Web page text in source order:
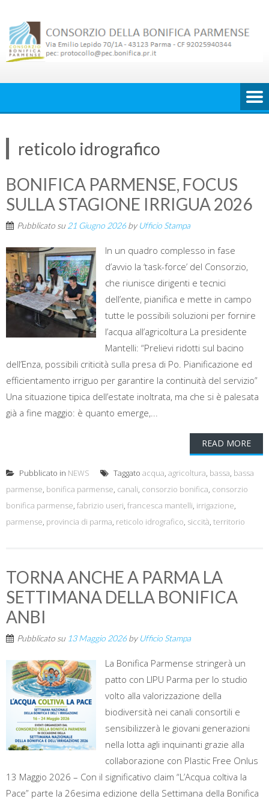
content
reticolo idrografico
BONIFICA PARMENSE, FOCUS
SULLA STAGIONE IRRIGUA 2026
Pubblicato su 21 Giugno 2026by Ufficio Stampa
In un quadro complesso in fase
d’avvio la ‘task-force’ del Consorzio,
che riunisce dirigenti e tecnici
dell’ente, pianifica e mette in campo
tutte le possibili soluzioni per fornire
l’acqua all’agricoltura La presidente
Mantelli: “Prelievi ridotti sul bacino
dell’Enza, possibili criticità sulla presa di Po. Pianificazione ed
efficientamento irriguo per garantire la continuità del servizio”
Una situazione tipica dell’estate inoltrata, ma che si è palesata
già a fine maggio: è quanto emerge,...
READ MORE
Pubblicato in NEWS Taggato acqua, agricoltura, bassa, bassa
parmense, bonifica parmense, canali, consorzio bonifica, consorzio
bonifica parmense, fabrizio useri, francesca mantelli, irrigazione,
parmense, provincia di parma, reticolo idrografico, siccità, territorio
TORNA ANCHE A PARMA LA
SETTIMANA DELLA BONIFICA
ANBI
Pubblicato su 13 Maggio 2026by Ufficio Stampa
La Bonifica Parmense stringerà un
patto con LIPU Parma per lo studio
volto alla valorizzazione della
biodiversità nei canali consortili e
sensibilizzerà le giovani generazioni
nella lotta agli inquinanti grazie alla
collaborazione con Plastic Free Onlus
13 Maggio 2026 – Con il significativo claim “L’Acqua coltiva la
Pace” parte la 26esima edizione della Settimana della Bonifica